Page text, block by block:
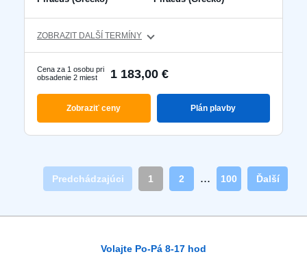
ZOBRAZIT DALŠÍ TERMÍNY
Cena za 1 osobu pri
obsadenie 2 miest
1 183,00 €
Zobraziť ceny Plán plavby
Predchádzajúci 1 2 ... 100 Ďalší
Volajte Po-Pá 8-17 hod